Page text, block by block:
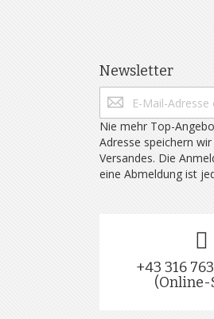
Newsletter
Nie mehr Top-
Adresse speichern
Versandes. Die
eine Abmeldung ist
+43 316
(Online-